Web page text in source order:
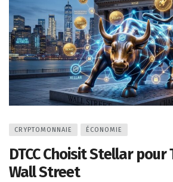
CRYPTOMONNAIE ÉCONOMIE
DTCC Choisit Stellar
Wall Street